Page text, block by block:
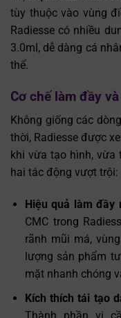
tùy thuộc vào vùng
Radiesse có nhiều
3.0ml, dễ dàng cá
thể.
Cơ chế làm đầy
Không giống các
thời, Radiesse được
khi vừa tạo hình, vừa
hai tác động vượt trội:
Hiệu quả làm đầy
CMC trong
rãnh mũi má,
lượng sản phẩm
mặt nhanh chóng
Kích thích tái tạo
Thành phần vi